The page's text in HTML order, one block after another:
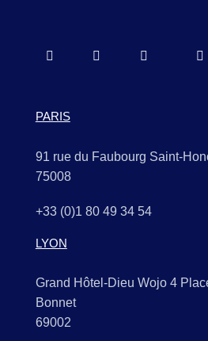
PARIS
91 rue du Faubourg Saint-
75008
+33 (0)1 80 49 34 54
LYON
Grand Hôtel-Dieu Wojo 4
Bonnet
69002